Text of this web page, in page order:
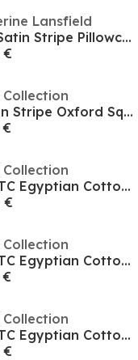
Lansfield
Soft Satin Stripe Pillowcases
€
Woven Stripe Oxford Square Pillowcase Pair
€
1000TC Egyptian Cotton Square Pillowcase
€
1000TC Egyptian Cotton Oxford Pillowcase
€
1000TC Egyptian Cotton Standard Pillowcase
€